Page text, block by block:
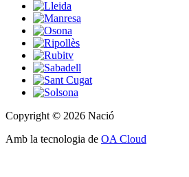
Copyright © 2026 Nació
Amb la tecnologia de OA Cloud